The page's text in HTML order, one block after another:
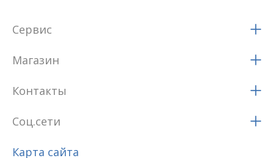
Сервис
Магазин
Контакты
Соц.сети
Карта сайта